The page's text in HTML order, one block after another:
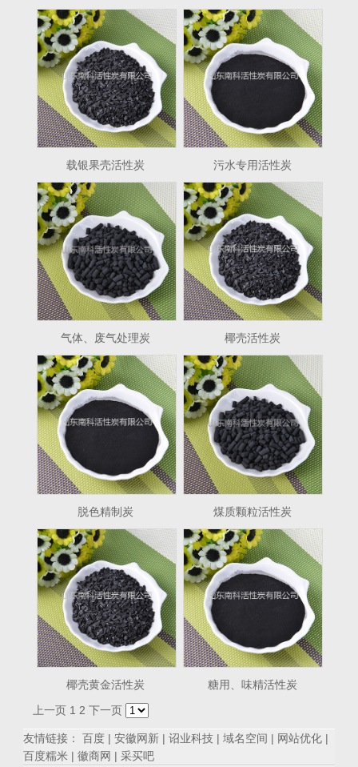
载银果壳活性炭 污水专用活性炭
气体、废气处理炭 椰壳活性炭
脱色精制炭 煤质颗粒活性炭
椰壳黄金活性炭
糖用、味精活性炭
上一页 1 2 下一页
友情链接： 百度 | 安徽网新 | 诏业科技 | 域名空间 | 网站优化 |
百度糯米 | 徽商网 | 采买吧